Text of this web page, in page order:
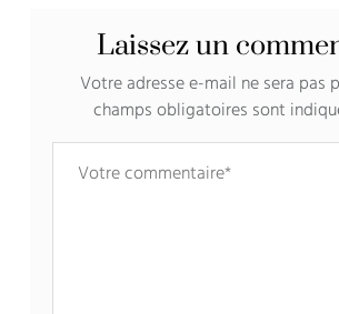
Laissez un
Votre adresse e-mail ne sera pas
champs obligatoires sont